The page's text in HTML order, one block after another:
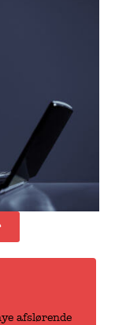
afslørende